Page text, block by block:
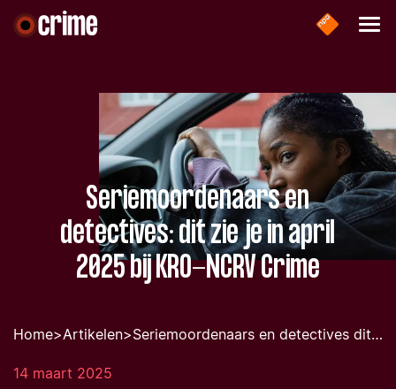
Seriemoordenaars en
detectives: dit zie je in april
2025 bij KRO-NCRV Crime
Home>Artikelen> Seriemoordenaars en detectives dit zie je in april 2025 bij kro ncrv crime
14 maart 2025